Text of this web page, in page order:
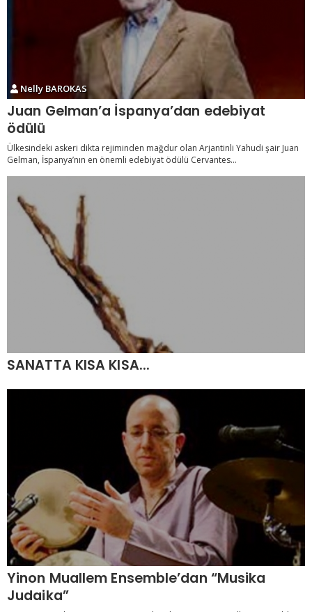
Nelly BAROKAS
Juan Gelman’a İspanya’dan edebiyat
ödülü
Ülkesindeki askeri dikta rejiminden mağdur olan Arjantinli Yahudi şair Juan
Gelman, İspanya’nın en önemli edebiyat ödülü Cervantes...
SANATTA KISA KISA...
Yinon Muallem Ensemble’dan “Musika
Judaika”